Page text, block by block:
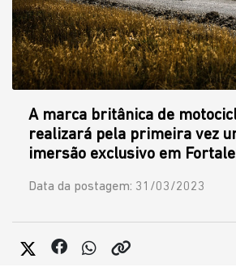
A marca britânica de
realizará pela primeira vez
imersão exclusivo em
Data da postagem: 31/03/2023